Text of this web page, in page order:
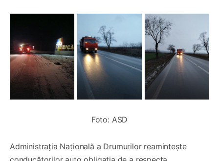
Foto: ASD
Administrația Națională a Drumurilor reamintește